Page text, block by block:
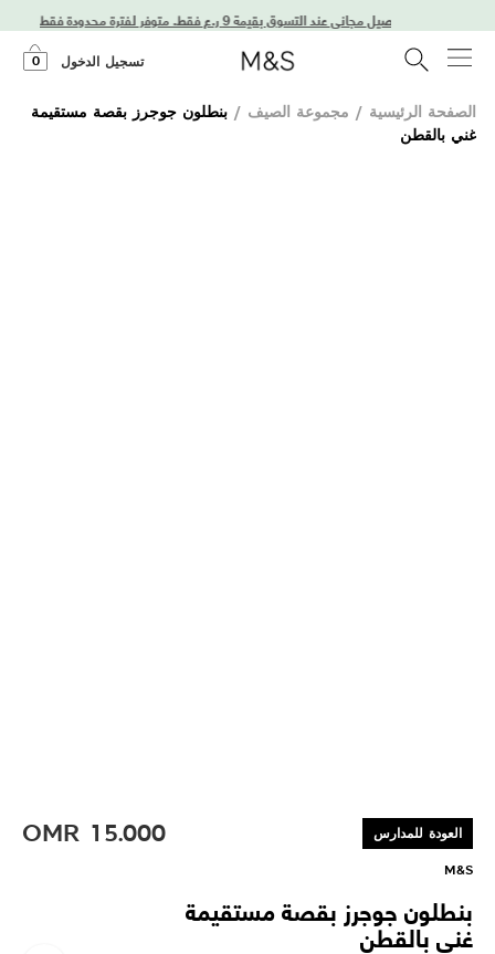
تسجيل الدخول 0
الصفحة الرئيسية / مجموعة الصيف / بنطلون جوجرز بقصة مستقيمة
غني بالقطن
العودة للمدارس OMR 15.000
M&S
بنطلون جوجرز بقصة مستقيمة
غني بالقطن